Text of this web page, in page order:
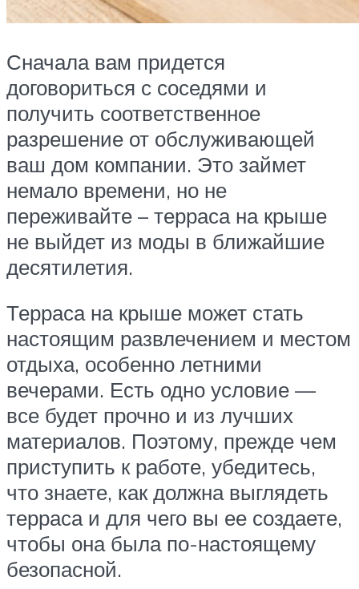
Сначала вам придется
договориться с соседями и
получить соответственное
разрешение от обслуживающей
ваш дом компании. Это займет
немало времени, но не
переживайте – терраса на крыше
не выйдет из моды в ближайшие
десятилетия.
Терраса на крыше может стать
настоящим развлечением и местом
отдыха, особенно летними
вечерами. Есть одно условие —
все будет прочно и из лучших
материалов. Поэтому, прежде чем
приступить к работе, убедитесь,
что знаете, как должна выглядеть
терраса и для чего вы ее создаете,
чтобы она была по-настоящему
безопасной.